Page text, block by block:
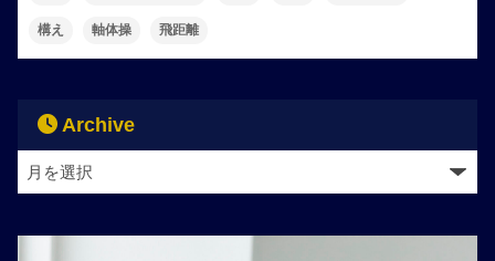
構え 軸体操 飛距離
Archive